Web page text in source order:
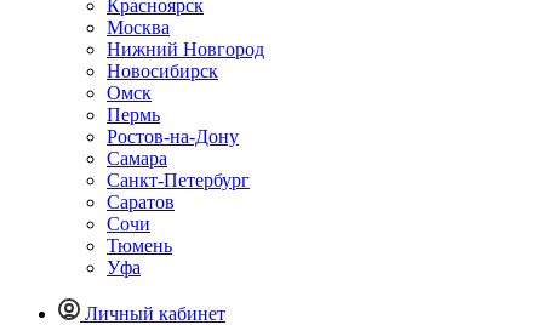
Красноярск
Москва
Нижний Новгород
Новосибирск
Омск
Пермь
Ростов-на-Дону
Самара
Санкт-Петербург
Саратов
Сочи
Тюмень
Уфа
Личный кабинет